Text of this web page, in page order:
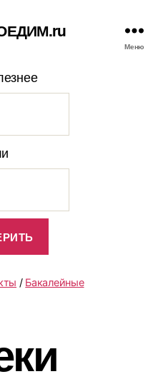
Меню
/ Бакалейные